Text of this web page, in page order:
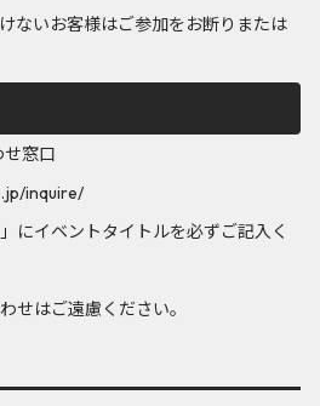
ないお客様はご参加をお断りまたは
せ窓口
inquire/
にイベントタイトルを必ずご記入く
せはご遠慮ください。